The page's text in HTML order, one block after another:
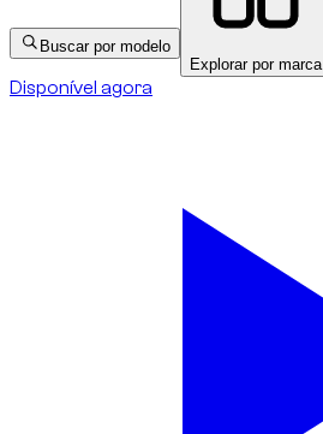
Buscar por modelo
Explorar por marca
Disponível agora